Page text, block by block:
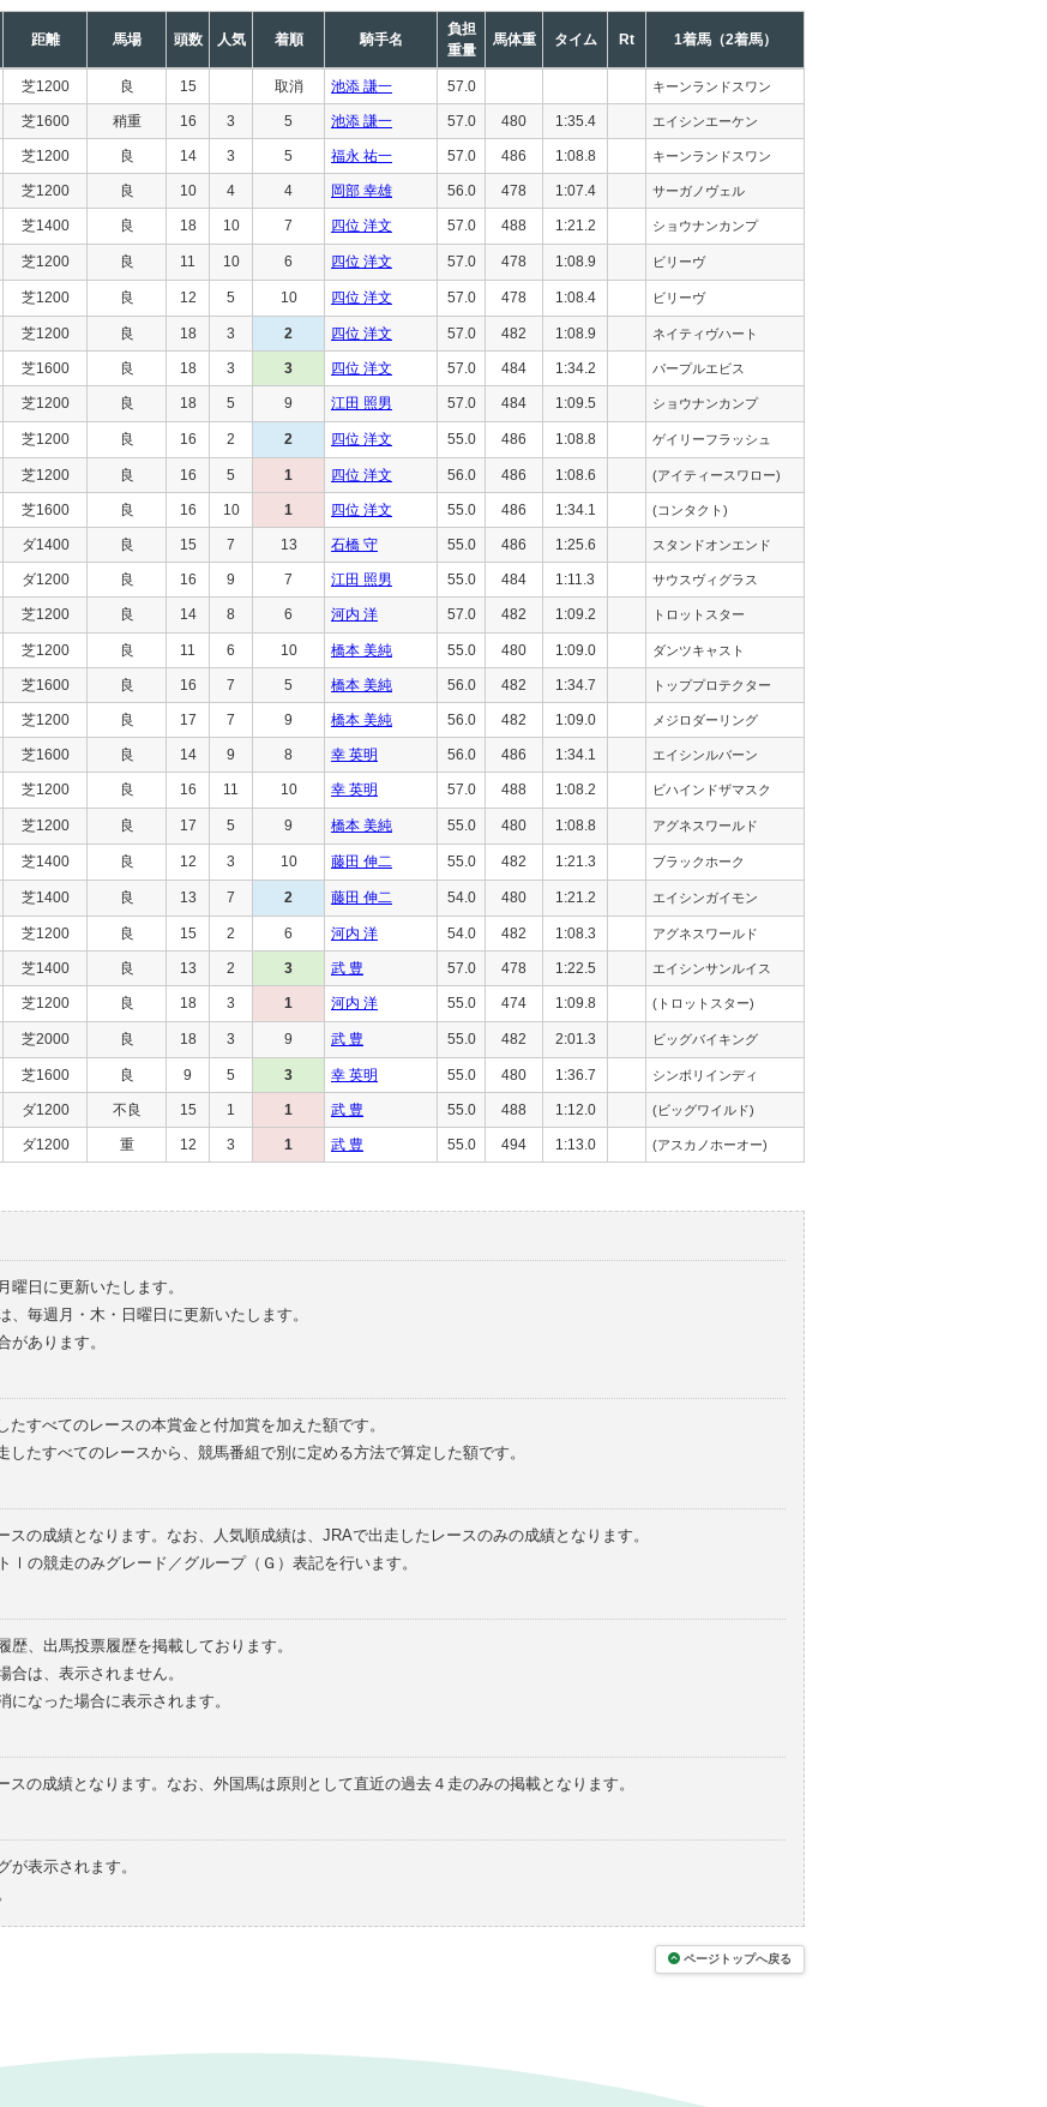
距離 馬場 頭数 人気 着順 騎手名
負担
重量
馬体重 タイム Rt 1着馬（2着馬）
芝1200 良 15 取消 池添 謙一 57.0 キーンランドスワン
芝1600 稍重 16 3 5 池添 謙一 57.0 480 1:35.4 エイシンエーケン
芝1200 良 14 3 5 福永 祐一 57.0 486 1:08.8 キーンランドスワン
芝1200 良 10 4 4 岡部 幸雄 56.0 478 1:07.4 サーガノヴェル
芝1400 良 18 10 7 四位 洋文 57.0 488 1:21.2 ショウナンカンプ
芝1200 良 11 10 6 四位 洋文 57.0 478 1:08.9 ビリーヴ
芝1200 良 12 5 10 四位 洋文 57.0 478 1:08.4 ビリーヴ
芝1200 良 18 3 2 四位 洋文 57.0 482 1:08.9 ネイティヴハート
芝1600 良 18 3 3 四位 洋文 57.0 484 1:34.2 パープルエビス
芝1200 良 18 5 9 江田 照男 57.0 484 1:09.5 ショウナンカンプ
芝1200 良 16 2 2 四位 洋文 55.0 486 1:08.8 ゲイリーフラッシュ
芝1200 良 16 5 1 四位 洋文 56.0 486 1:08.6 (アイティースワロー)
芝1600 良 16 10 1 四位 洋文 55.0 486 1:34.1 (コンタクト)
ダ1400 良 15 7 13 石橋 守 55.0 486 1:25.6 スタンドオンエンド
ダ1200 良 16 9 7 江田 照男 55.0 484 1:11.3 サウスヴィグラス
芝1200 良 14 8 6 河内 洋 57.0 482 1:09.2 トロットスター
芝1200 良 11 6 10 橋本 美純 55.0 480 1:09.0 ダンツキャスト
芝1600 良 16 7 5 橋本 美純 56.0 482 1:34.7 トッププロテクター
芝1200 良 17 7 9 橋本 美純 56.0 482 1:09.0 メジロダーリング
芝1600 良 14 9 8 幸 英明 56.0 486 1:34.1 エイシンルバーン
芝1200 良 16 11 10 幸 英明 57.0 488 1:08.2 ビハインドザマスク
芝1200 良 17 5 9 橋本 美純 55.0 480 1:08.8 アグネスワールド
芝1400 良 12 3 10 藤田 伸二 55.0 482 1:21.3 ブラックホーク
芝1400 良 13 7 2 藤田 伸二 54.0 480 1:21.2 エイシンガイモン
芝1200 良 15 2 6 河内 洋 54.0 482 1:08.3 アグネスワールド
芝1400 良 13 2 3 武 豊 57.0 478 1:22.5 エイシンサンルイス
芝1200 良 18 3 1 河内 洋 55.0 474 1:09.8 (トロットスター)
芝2000 良 18 3 9 武 豊 55.0 482 2:01.3 ビッグバイキング
芝1600 良 9 5 3 幸 英明 55.0 480 1:36.7 シンボリインディ
ダ1200 不良 15 1 1 武 豊 55.0 488 1:12.0 (ビッグワイルド)
ダ1200 重 12 3 1 武 豊 55.0 494 1:13.0 (アスカノホーオー)
日に更新いたします。
毎週月・木・日曜日に更新いたします。
があります。
たすべてのレースの本賞金と付加賞を加えた額です。
したすべてのレースから、競馬番組で別に定める方法で算定した額です。
の成績となります。なお、人気順成績は、JRAで出走したレースのみの成績となります。
Ⅰの競走のみグレード／グループ（Ｇ）表記を行います。
、出馬投票履歴を掲載しております。
は、表示されません。
なった場合に表示されます。
の成績となります。なお、外国馬は原則として直近の過去４走のみの掲載となります。
表示されます。
ページトップへ戻る